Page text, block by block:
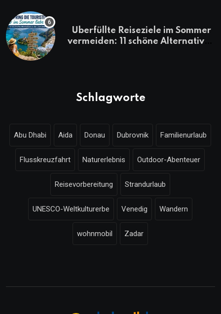
Überfüllte Reiseziele im Sommer
vermeiden: 11 schöne Alternativen
Schlagworte
Abu Dhabi Aida Donau Dubrovnik Familienurlaub
Flusskreuzfahrt Naturerlebnis Outdoor-Abenteuer
Reisevorbereitung Strandurlaub
UNESCO-Weltkulturerbe Venedig Wandern
wohnmobil Zadar